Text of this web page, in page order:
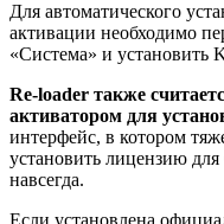
Для автоматического
активации необходимо
«Система» и установить
Re-loader также
активатором для
интерфейс, в котором
установить лицензию
навсегда.